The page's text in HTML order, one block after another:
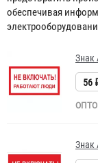
обеспечивая
Знак
56
Знак